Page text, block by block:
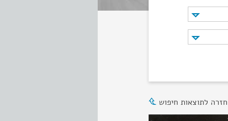
חזרה לתוצאות חיפוש